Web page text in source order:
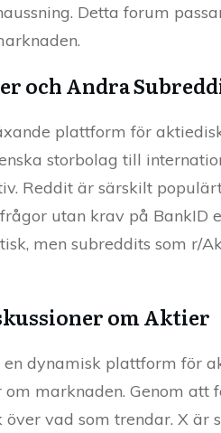
Detta forum
och Andra
plattform för
storbolag till
Reddit är särskilt
utan krav på BankID
men subreddits som r/
om Aktier
dynamisk plattform för
marknaden. Genom att
vad som trendar. X